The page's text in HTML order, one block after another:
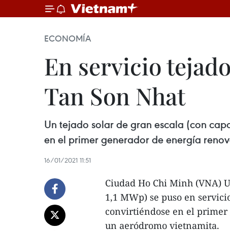
ECONOMÍA
En servicio
Tan Son Nhat
Un tejado solar de gran escala (con
en el primer generador de energía
16/01/2021 11:51
Ciudad Ho Chi Minh (VNA)
1,1 MWp) se puso en
convirtiéndose en el
un aeródromo vietnamita.